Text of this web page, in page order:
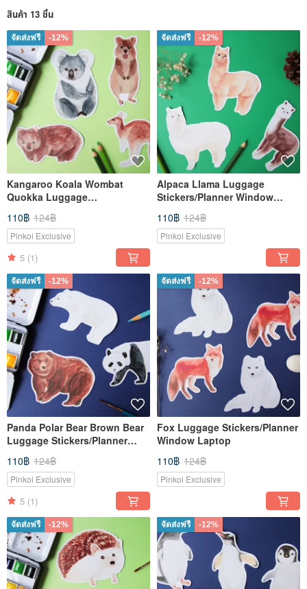
สินค้า 13 ชิ้น
จัดส่งฟรี -12%
Kangaroo Koala Wombat
Quokka Luggage
Stickers/Planner Window
Laptop
110฿ 124฿
Pinkoi Exclusive
5 (1)
จัดส่งฟรี -12%
Alpaca Llama Luggage
Stickers/Planner Window
Laptop
110฿ 124฿
Pinkoi Exclusive
จัดส่งฟรี -12%
Panda Polar Bear Brown Bear
Luggage Stickers/Planner
Window Laptop
110฿ 124฿
Pinkoi Exclusive
5 (1)
จัดส่งฟรี -12%
Fox Luggage Stickers/Planner
Window Laptop
110฿ 124฿
Pinkoi Exclusive
จัดส่งฟรี -12% จัดส่งฟรี -12%